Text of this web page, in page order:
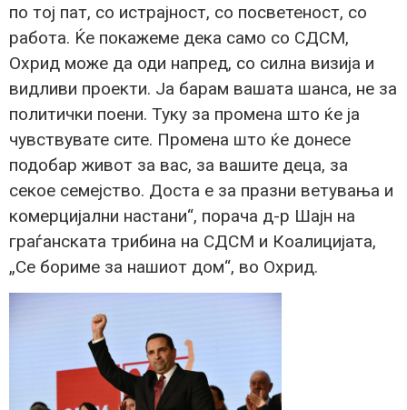
по тој пат, со истрајност, со посветеност, со
работа. Ќе покажеме дека само со СДСМ,
Охрид може да оди напред, со силна визија и
видливи проекти. Ја барам вашата шанса, не за
политички поени. Туку за промена што ќе ја
чувствувате сите. Промена што ќе донесе
подобар живот за вас, за вашите деца, за
секое семејство. Доста е за празни ветувања и
комерцијални настани“, порача д-р Шајн на
граѓанската трибина на СДСМ и Коалицијата,
„Се бориме за нашиот дом“, во Охрид.